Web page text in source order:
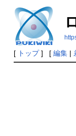
[ トップ] [ 編集|